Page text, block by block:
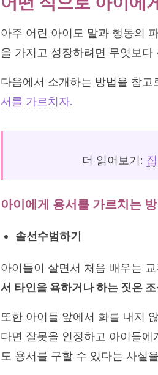
아주 어린 아이도 말과 행동의
을 가지고 성장하려면 무엇보다
다음에서 소개하는 방법을 참
서를 가르치자.
더 읽어보기:
아이에게 용서를 가르치는 방
솔선수범하기
아이들이 살면서 처음 배우는
서 타인을 욕하거나 하는 짓은
또한 아이들 앞에서 화를 내지
다면 잘못을 인정하고 아이들
도 용서를 구할 수 있다는 사실